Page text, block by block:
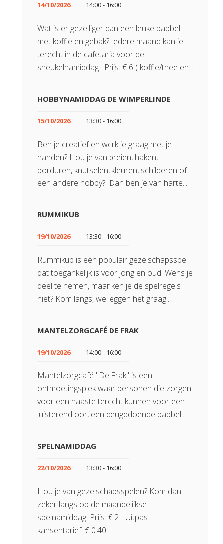
14/10/2026 14:00 - 16:00
Wat is er gezelliger dan een leuke babbel
met koffie en gebak? Iedere maand kan je
terecht in de cafetaria voor de
sneukelnamiddag. Prijs: € 6 ( koffie/thee en...
HOBBYNAMIDDAG DE WIMPERLINDE
15/10/2026 13:30 - 16:00
Ben je creatief en werk je graag met je
handen? Hou je van breien, haken,
borduren, knutselen, kleuren, schilderen of
een andere hobby? Dan ben je van harte...
RUMMIKUB
19/10/2026 13:30 - 16:00
Rummikub is een populair gezelschapsspel
dat toegankelijk is voor jong en oud. Wens je
deel te nemen, maar ken je de spelregels
niet? Kom langs, we leggen het graag...
MANTELZORGCAFÉ DE FRAK
19/10/2026 14:00 - 16:00
Mantelzorgcafé "De Frak" is een
ontmoetingsplek waar personen die zorgen
voor een naaste terecht kunnen voor een
luisterend oor, een deugddoende babbel...
SPELNAMIDDAG
22/10/2026 13:30 - 16:00
Hou je van gezelschapsspelen? Kom dan
zeker langs op de maandelijkse
spelnamiddag. Prijs: € 2 - Uitpas -
kansentarief: € 0.40